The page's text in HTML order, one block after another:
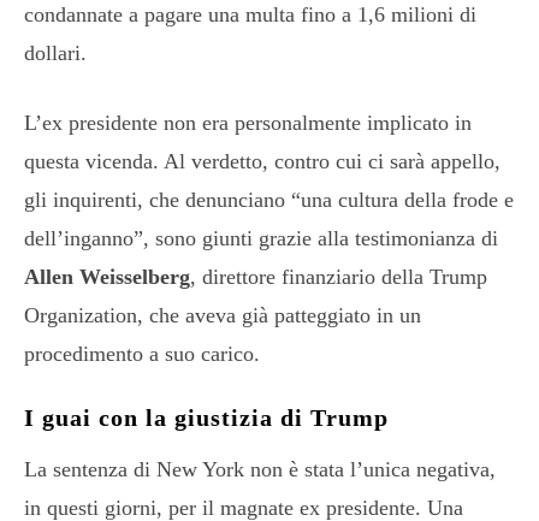
condannate a pagare una multa fino a 1,6 milioni di
dollari.
L’ex presidente non era personalmente implicato in
questa vicenda. Al verdetto, contro cui ci sarà appello,
gli inquirenti, che denunciano “una cultura della frode e
dell’inganno”, sono giunti grazie alla testimonianza di
Allen Weisselberg, direttore finanziario della Trump
Organization, che aveva già patteggiato in un
procedimento a suo carico.
I guai con la giustizia di Trump
La sentenza di New York non è stata l’unica negativa,
in questi giorni, per il magnate ex presidente. Una